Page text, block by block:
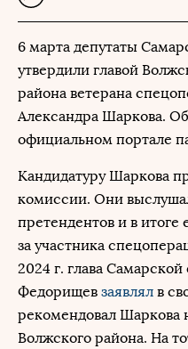
6 марта депутаты
утвердили главой
района ветерана
Александра Шаркова.
официальном портале
Кандидатуру Шаркова
комиссии. Они
претендентов и в итоге
за участника
2024 г. глава Самарской
Федорищев заявлял в
рекомендовал Шаркова
Волжского района. На